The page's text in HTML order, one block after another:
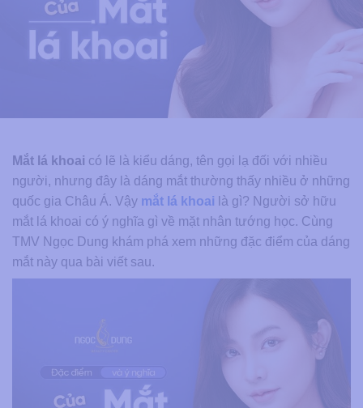
Mắt lá khoai có lẽ là kiểu dáng, tên gọi lạ đối với nhiều
người, nhưng đây là dáng mắt thường thấy nhiều ở những
quốc gia Châu Á. Vậy mắt lá khoai là gì? Người sở hữu
mắt lá khoai có ý nghĩa gì về mặt nhân tướng học. Cùng
TMV Ngọc Dung khám phá xem những đặc điểm của dáng
mắt này qua bài viết sau.